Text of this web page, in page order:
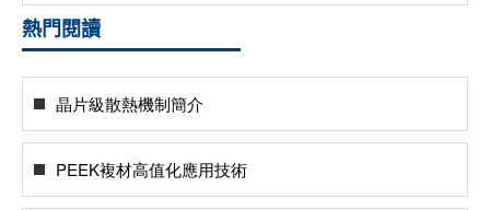
熱門閱讀
晶片級散熱機制簡介
PEEK複材高值化應用技術